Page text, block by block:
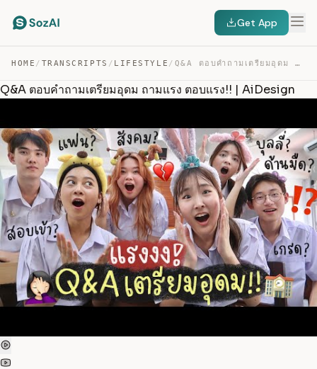
Get App
HOME / TRANSCRIPTS / LIFESTYLE / Q&A ตอบคำถามเตรียมอุดม ถามแรง ตอบแรง!! | AIDESIGN — TRANSCRIPT
Q&A ตอบคำถามเตรียมอุดม ถามแรง ตอบแรง!! | AiDesign